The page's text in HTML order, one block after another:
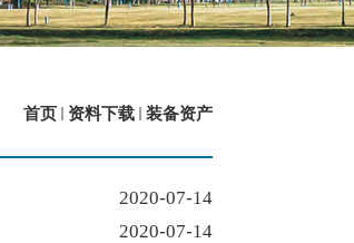
首页 资料下载 装备资产
2020-07-14
2020-07-14